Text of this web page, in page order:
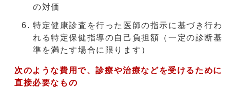
の対価
特定健康診査を行った医師の指示に基づき行わ
れる特定保健指導の自己負担額（一定の診断基
準を満たす場合に限ります）
次のような費用で、診療や治療などを受けるために
直接必要なもの